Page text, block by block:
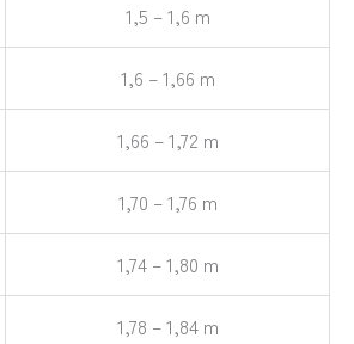
1,5 – 1,6 m
1,6 – 1,66 m
1,66 – 1,72 m
1,70 – 1,76 m
1,74 – 1,80 m
1,78 – 1,84 m